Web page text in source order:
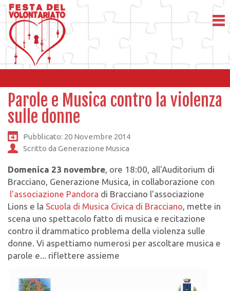
Parole e Musica contro la violenza
sulle donne
Pubblicato: 20 Novembre 2014
Scritto da Generazione Musica
Domenica 23 novembre, ore 18:00, all'Auditorium di
Bracciano, Generazione Musica, in collaborazione con
l'associazione Pandora di Bracciano l'associazione
Lions e la Scuola di Musica Civica di Bracciano, mette in
scena uno spettacolo fatto di musica e recitazione
contro il drammatico problema della violenza sulle
donne. Vi aspettiamo numerosi per ascoltare musica e
parole e... riflettere assieme